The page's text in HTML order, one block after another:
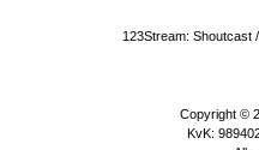
123Stream: Shoutcast
Copyright ©
KvK: